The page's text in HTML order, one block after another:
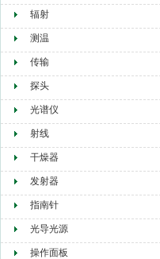
辐射
测温
传输
探头
光谱仪
射线
干燥器
发射器
指南针
光导光源
操作面板